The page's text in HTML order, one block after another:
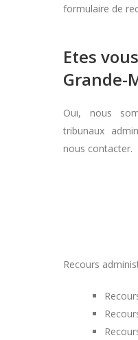
formulaire de
Etes
Grande-
Oui, nous
tribunaux
nous contacter.
Recours